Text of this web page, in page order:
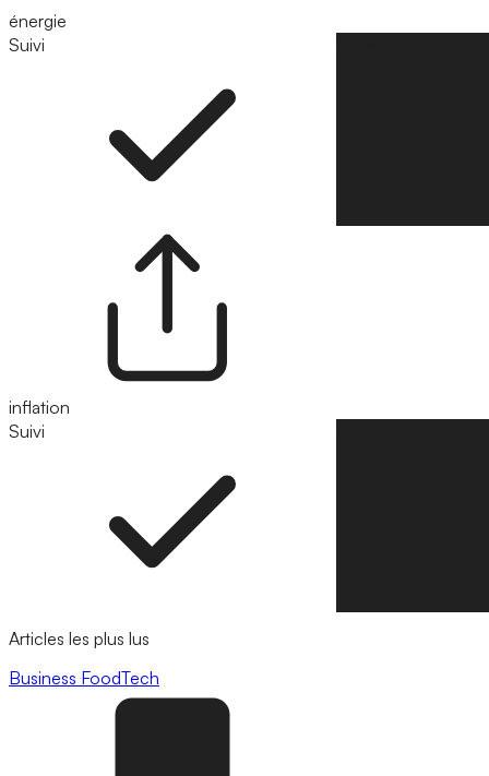
énergie
Suivi
inflation
Suivi
Articles les plus lus
Business FoodTech